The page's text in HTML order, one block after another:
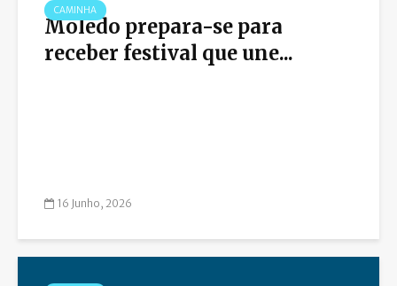
CAMINHA
Moledo prepara-se para
receber festival que une...
16 Junho, 2026